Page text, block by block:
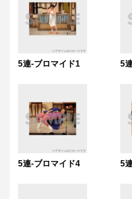
5連-ブロマイド1 5
5連-ブロマイド4 5